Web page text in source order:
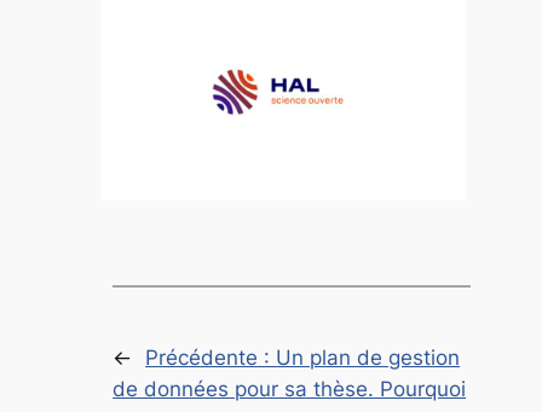
← Précédente : Un plan de gestion
de données pour sa thèse. Pourquoi